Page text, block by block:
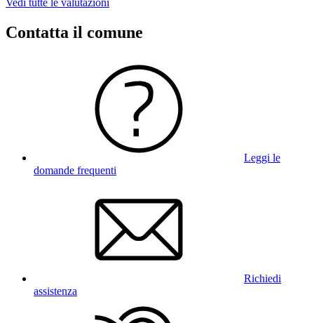
Contatta il comune
Leggi le
domande frequenti
Richiedi
assistenza